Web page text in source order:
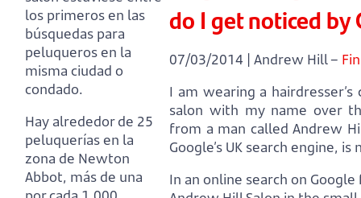
los primeros en las
búsquedas para
peluqueros en la
misma ciudad o
condado.
Hay alrededor de 25
peluquerías en la
zona de Newton
Abbot, más de una
do I get noticed by
07/03/2014 | Andrew Hill –
I am wearing a
salon with my name over
from a man called Andrew
Google’s UK search engine,
In an online search on Google